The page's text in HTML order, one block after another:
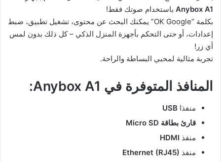
Anybox A1 باستخدام صوتك فقط!
بكلمة “OK Google” يمكنك البحث عن محتوى، تشغيل تطبيق، ضبط
إعدادات، أو حتى التحكم بأجهزة المنزل الذكي – كل ذلك بدون لمس
أي زر!
تجربة مثالية لمحبي البساطة والراحة.
المنافذ المتوفرة في Anybox A1:
منفذا USB
قارئ بطاقة Micro SD
منفذ HDMI
منفذ Ethernet (RJ45)